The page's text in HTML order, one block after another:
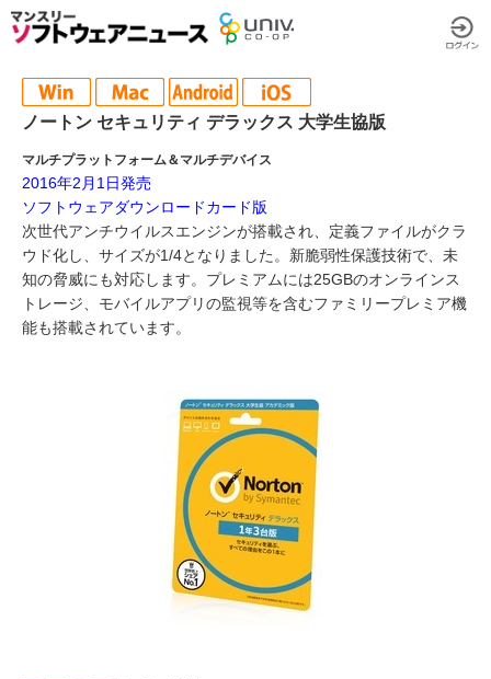
ノートン セキュリティ デラックス 大学生協版
マルチプラットフォーム＆マルチデバイス
2016年2月1日発売
ソフトウェアダウンロードカード版
次世代アンチウイルスエンジンが搭載され、定義ファイルがクラ
ウド化し、サイズが1/4となりました。新脆弱性保護技術で、未
知の脅威にも対応します。プレミアムには25GBのオンラインス
トレージ、モバイルアプリの監視等を含むファミリープレミア機
能も搭載されています。